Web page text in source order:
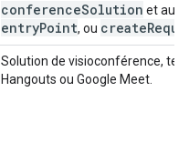
conferenceSolution et au
entryPoint, ou
Solution de visioconférence,
Hangouts ou Google Meet.